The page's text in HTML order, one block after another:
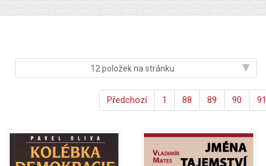
12 položek na stránku ▾
Předchozí 1 88 89 90 91